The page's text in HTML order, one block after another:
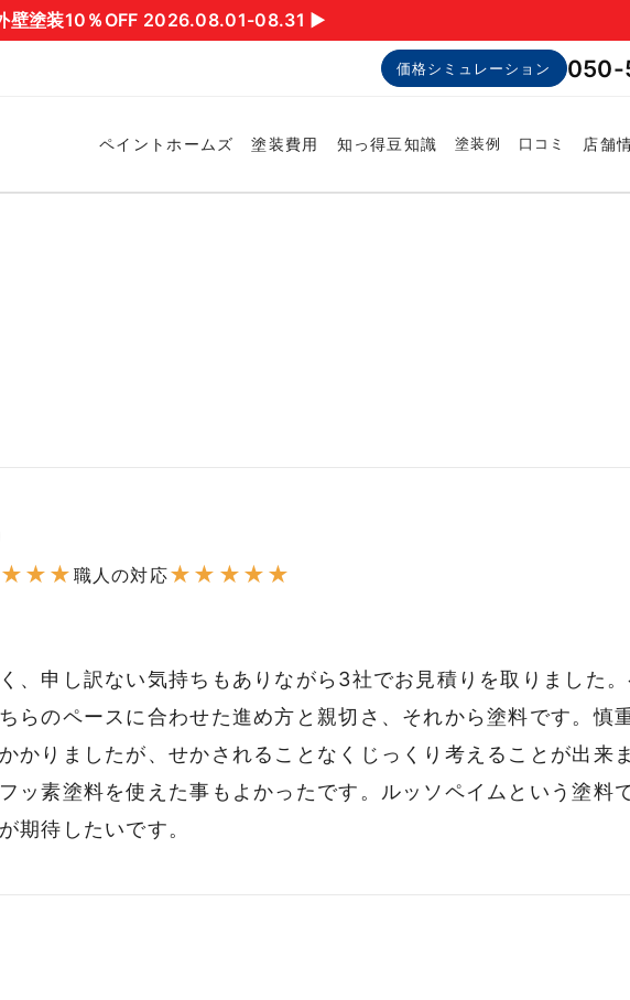
壁塗装10％OFF 2026.08.01-08.31 ▶︎
価格シミュレーション 050-
ペイントホームズ 塗装費用 知っ得豆知識 塗装例 口コミ 店舗
★ ★ ★ 職人の対応★ ★ ★ ★ ★
、申し訳ない気持ちもありながら3社でお見積りを取りました。
らのペースに合わせた進め方と親切さ、それから塗料です。慎
かりましたが、せかされることなくじっくり考えることが出来
ッ素塗料を使えた事もよかったです。ルッソペイムという塗料
期待したいです。